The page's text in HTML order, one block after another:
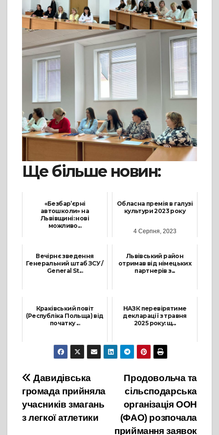
Ще більше новин:
«Безбар’єрні
автошколи» на
Львівщині: нові
можливо...
Обласна премія в галузі
культури 2023 року
4 Серпня, 2023
Вечірнє зведення
Генеральний штаб ЗСУ /
General St...
Львівський район
отримав від німецьких
партнерів з...
Краківський повіт
(Республіка Польща) від
початку ...
7 Жовтня, 2022
НАЗК перевірятиме
декларації з травня
2025 року: щ...
9 Квітня, 2025
Навігація
записів
Продовольча та
сільсподарська
організація ООН
(ФАО) розпочала
приймання заявок
Давидівська
громада прийняла
учасників змагань
з легкої атлетики